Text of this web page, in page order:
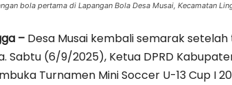
bola pertama di Lapangan Bola Desa Musai, Kecamatan
– Desa Musai kembali semarak
Sabtu (6/9/2025), Ketua DPRD
Turnamen Mini Soccer U-13 Cup I